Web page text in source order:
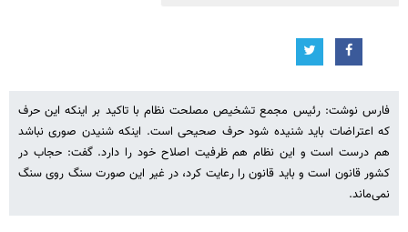
فارس نوشت: رئیس مجمع تشخیص مصلحت نظام با تاکید بر اینکه این حرف
که اعتراضات باید شنیده شود حرف صحیحی است. اینکه شنیدن صوری نباشد
هم درست است و این نظام هم ظرفیت اصلاح خود را دارد. گفت: حجاب در
کشور قانون است و باید قانون را رعایت کرد، در غیر این صورت سنگ روی سنگ
نمی‌ماند.